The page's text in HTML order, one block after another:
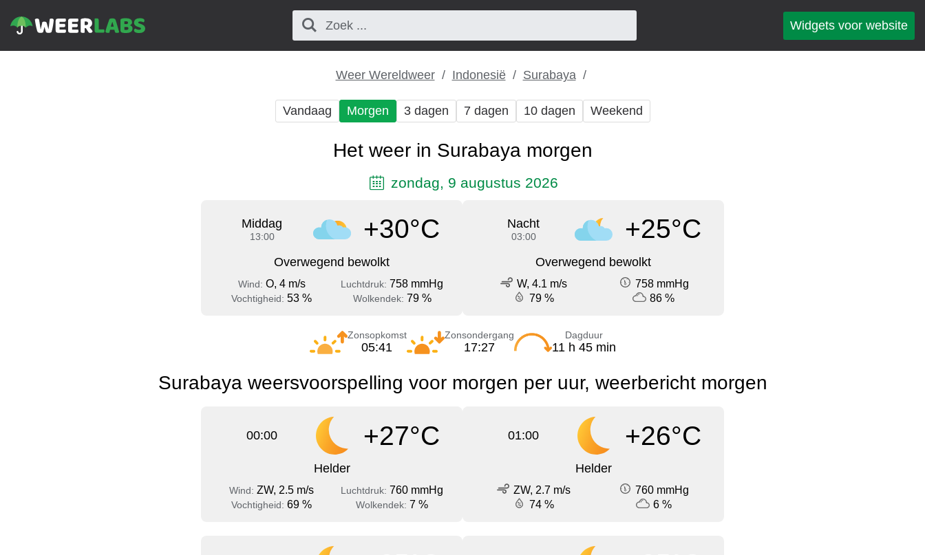
Widgets voor website
Weer Wereldweer Indonesië Surabaya
Vandaag Morgen 3 dagen 7 dagen 10 dagen Weekend
Het weer in Surabaya morgen
zondag, 9 augustus 2026
Middag
13:00 +30°C
Overwegend bewolkt
Wind: O, 4 m/s Luchtdruk: 758 mmHg
Vochtigheid: 53 % Wolkendek: 79 %
Nacht
03:00 +25°C
Overwegend bewolkt
W, 4.1 m/s
758 mmHg
79 %
86 %
Zonsopkomst
05:41
Zonsondergang
17:27
Dagduur
11 h 45 min
Surabaya weersvoorspelling voor morgen per uur, weerbericht morgen
00:00 +27°C
Helder
Wind: ZW, 2.5 m/s Luchtdruk: 760 mmHg
Vochtigheid: 69 % Wolkendek: 7 %
01:00 +26°C
Helder
ZW, 2.7 m/s
760 mmHg
74 %
6 %